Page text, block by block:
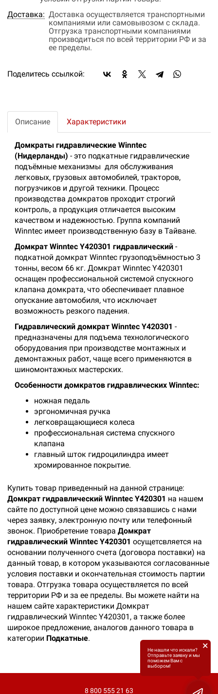
Доставка: Доставка осуществляется транспортными
компаниями или самовывозом с склада.
Отгрузка транспортными компаниями
производиться по всей территории РФ и за
ее пределы.
Поделитесь ссылкой:
Описание Характеристики
Домкраты гидравлические Winntec
(Нидерланды) - это подкатные гидравлические
подъёмные механизмы для обслуживания
легковых, грузовых автомобилей, тракторов,
погрузчиков и другой техники. Процесс
производства домкратов проходит строгий
контроль, а продукция отличается высоким
качеством и надежностью. Группа компаний
Winntec имеет производственную базу в Тайване.
Домкрат Winntec Y420301 гидравлический -
подкатной домкрат Winntec грузоподъёмностью 3
тонны, весом 66 кг. Домкрат Winntec Y420301
оснащен профессиональной системой спускного
клапана домкрата, что обеспечивает плавное
опускание автомобиля, что исключает
возможность резкого падения.
Гидравлический домкрат Winntec Y420301 -
предназначены для подъема технологического
оборудования при производстве монтажных и
демонтажных работ, чаще всего применяются в
шиномонтажных мастерских.
Особенности домкратов гидравлических Winntec:
ножная педаль
эргономичная ручка
легковращающиеся колеса
профессиональная система спускного
клапана
главный шток гидроцилиндра имеет
хромированное покрытие.
Купить товар приведенный на данной странице:
Домкрат гидравлический Winntec Y420301 на нашем
сайте по доступной цене можно связавшись с нами
через заявку, электронную почту или телефонный
звонок. Приобретение товара Домкрат
гидравлический Winntec Y420301 осущетсвляется на
основании полученного счета (договора поставки) на
данный товар, в котором указываются согласованные
условия поставки и окончательная стоимость партии
товара. Отгрузка товара осуществляется по всей
территории РФ и за ее пределы. Вы можете найти на
нашем сайте характеристики Домкрат
гидравлический Winntec Y420301, а также более
широкое предложение, аналогов данного товара в
категории Подкатные.
8 800 555 21 63
Не нашли что искали?
Отправьте заявку и мы
поможем Вам с
выбором!
×